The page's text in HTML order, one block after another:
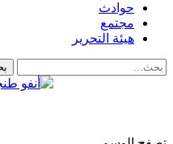
حوادث
مجتمع
هيئة التحرير